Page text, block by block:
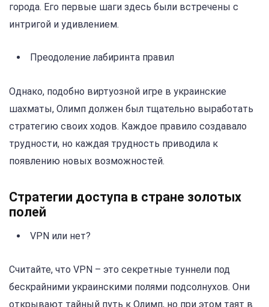
города. Его первые шаги здесь были встречены с
интригой и удивлением.
Преодоление лабиринта правил
Однако, подобно виртуозной игре в украинские
шахматы, Олимп должен был тщательно выработать
стратегию своих ходов. Каждое правило создавало
трудности, но каждая трудность приводила к
появлению новых возможностей.
Стратегии доступа в стране золотых
полей
VPN или нет?
Считайте, что VPN – это секретные туннели под
бескрайними украинскими полями подсолнухов. Они
открывают тайный путь к Олимп, но при этом таят в